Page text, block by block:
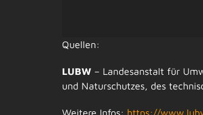
Quellen:
LUBW – Landesanstalt für
und Naturschutzes, des
Weitere Infos: https://